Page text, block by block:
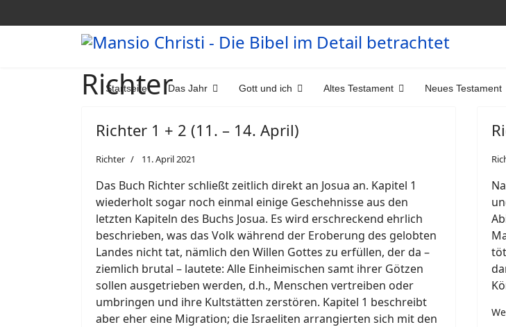
Startseite Das Jahr Gott und ich Altes Testament Neues Testament
Richter
Richter 1 + 2 (11. – 14. April)
Richter 11. April 2021
Das Buch Richter schließt zeitlich direkt an Josua an. Kapitel 1
wiederholt sogar noch einmal einige Geschehnisse aus den
letzten Kapiteln des Buchs Josua. Es wird erschreckend ehrlich
beschrieben, was das Volk während der Eroberung des gelobten
Landes nicht tat, nämlich den Willen Gottes zu erfüllen, der da –
ziemlich brutal – lautete: Alle Einheimischen samt ihrer Götzen
sollen ausgetrieben werden, d.h., Menschen vertreiben oder
umbringen und ihre Kultstätten zerstören. Kapitel 1 beschreibt
aber eher eine Migration; die Israeliten arrangierten sich mit den